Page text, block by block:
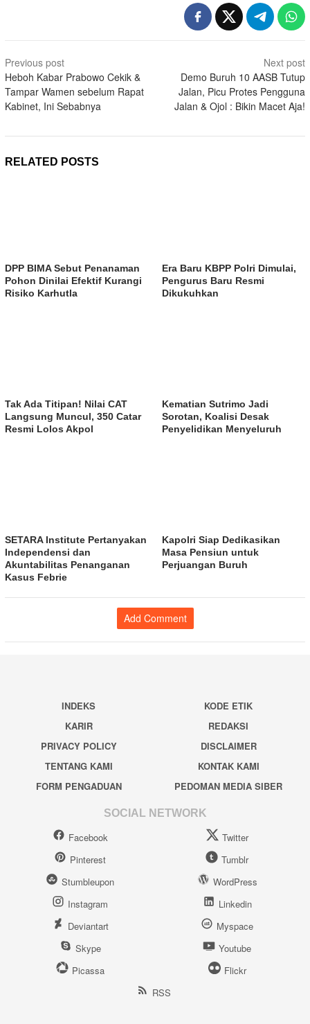
Post
navigation
Previous post
Heboh Kabar Prabowo Cekik &
Tampar Wamen sebelum Rapat
Kabinet, Ini Sebabnya
Next post
Demo Buruh 10 AASB Tutup
Jalan, Picu Protes Pengguna
Jalan & Ojol : Bikin Macet Aja!
RELATED POSTS
DPP BIMA Sebut Penanaman
Pohon Dinilai Efektif Kurangi
Risiko Karhutla
Era Baru KBPP Polri Dimulai,
Pengurus Baru Resmi
Dikukuhkan
Tak Ada Titipan! Nilai CAT
Langsung Muncul, 350 Catar
Resmi Lolos Akpol
Kematian Sutrimo Jadi
Sorotan, Koalisi Desak
Penyelidikan Menyeluruh
SETARA Institute Pertanyakan
Independensi dan
Akuntabilitas Penanganan
Kasus Febrie
Kapolri Siap Dedikasikan
Masa Pensiun untuk
Perjuangan Buruh
Add Comment
INDEKS
KODE ETIK
KARIR
REDAKSI
PRIVACY POLICY
DISCLAIMER
TENTANG KAMI
KONTAK KAMI
FORM PENGADUAN
PEDOMAN MEDIA SIBER
SOCIAL NETWORK
Facebook
Twitter
Pinterest
Tumblr
Stumbleupon
WordPress
Instagram
Linkedin
Deviantart
Myspace
Skype
Youtube
Picassa
Flickr
RSS